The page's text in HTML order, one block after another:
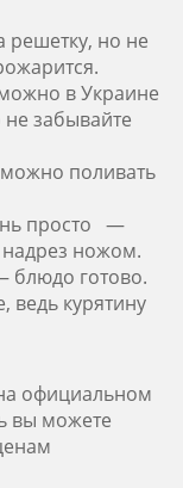
но не
в Украине
забывайте
поливать
просто —
надрез ножом.
блюдо готово.
ведь курятину
официальном
вы можете